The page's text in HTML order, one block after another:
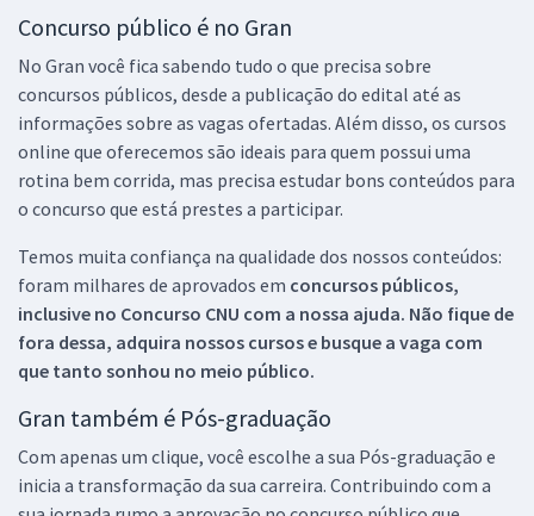
Concurso público é no Gran
No Gran você fica sabendo tudo o que precisa sobre
concursos públicos, desde a publicação do edital até as
informações sobre as vagas ofertadas. Além disso, os cursos
online que oferecemos são ideais para quem possui uma
rotina bem corrida, mas precisa estudar bons conteúdos para
o concurso que está prestes a participar.
Temos muita confiança na qualidade dos nossos conteúdos:
foram milhares de aprovados em concursos públicos,
inclusive no Concurso CNU com a nossa ajuda. Não fique de
fora dessa, adquira nossos cursos e busque a vaga com
que tanto sonhou no meio público.
Gran também é Pós-graduação
Com apenas um clique, você escolhe a sua Pós-graduação e
inicia a transformação da sua carreira. Contribuindo com a